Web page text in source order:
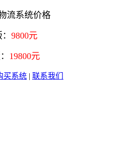
流系统价格
9800元
19800元
买系统 | 联系我们